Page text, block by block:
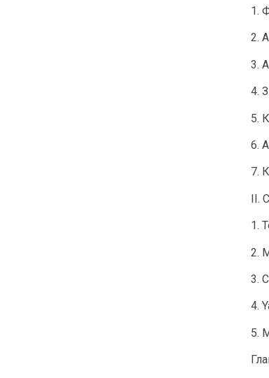
1.
2.
3.
4.
5.
6.
7.
II.
1.
2.
3.
4.
5.